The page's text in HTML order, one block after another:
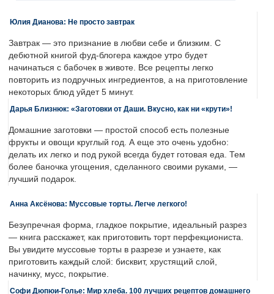
Юлия Дианова: Не просто завтрак
Завтрак — это признание в любви себе и близким. С
дебютной книгой фуд-блогера каждое утро будет
начинаться с бабочек в животе. Все рецепты легко
повторить из подручных ингредиентов, а на приготовление
некоторых блюд уйдет 5 минут.
Дарья Близнюк: «Заготовки от Даши. Вкусно, как ни «крути»!
Домашние заготовки — простой способ есть полезные
фрукты и овощи круглый год. А еще это очень удобно:
делать их легко и под рукой всегда будет готовая еда. Тем
более баночка угощения, сделанного своими руками, —
лучший подарок.
Анна Аксёнова: Муссовые торты. Легче легкого!
Безупречная форма, гладкое покрытие, идеальный разрез
— книга расскажет, как приготовить торт перфекциониста.
Вы увидите муссовые торты в разрезе и узнаете, как
приготовить каждый слой: бисквит, хрустящий слой,
начинку, мусс, покрытие.
Софи Дюпюи-Голье: Мир хлеба. 100 лучших рецептов домашнего